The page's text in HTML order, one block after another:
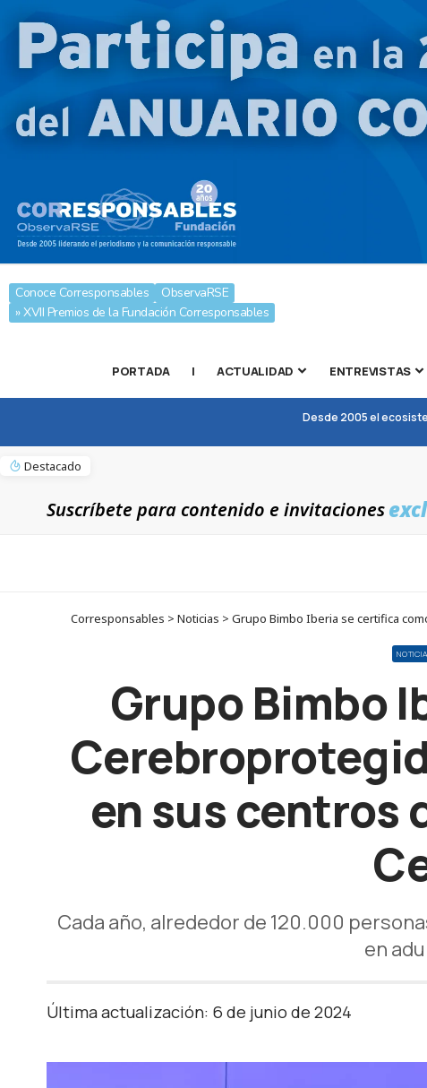
Conoce Corresponsables
ObservaRSE
» XVII Premios de la Fundación Corresponsables
PORTADA | ACTUALIDAD ENTREVISTAS
Desde 2005 el
Destacado
Suscríbete para contenido e invitaciones
Corresponsables > Noticias > Grupo Bimbo Iberia se certifica
Grupo Bimbo
en sus centros
Cada año, alrededor de 120.000
en
Última actualización: 6 de junio de 2024